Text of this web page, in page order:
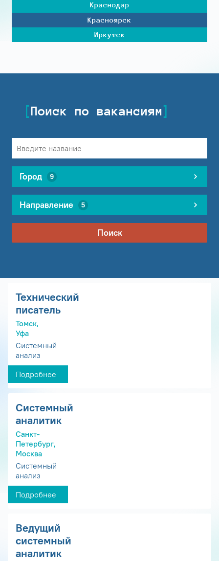
Краснодар
Красноярск
Иркутск
Поиск по вакансиям
Город 9
Направление 5
Поиск
Технический
писатель
Томск,
Уфа
Системный
анализ
Подробнее
Системный
аналитик
Санкт-
Петербург,
Москва
Системный
анализ
Подробнее
Ведущий
системный
аналитик